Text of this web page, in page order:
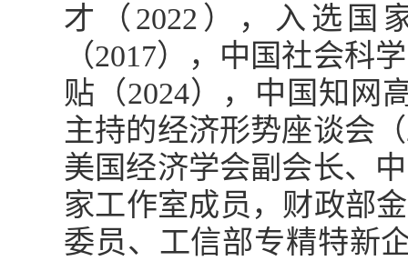
才（2022），入选国
（2017），中国社会科
贴（2024），中国知网
主持的经济形势座谈会
美国经济学会副会长、
家工作室成员，财政部
委员、工信部专精特新